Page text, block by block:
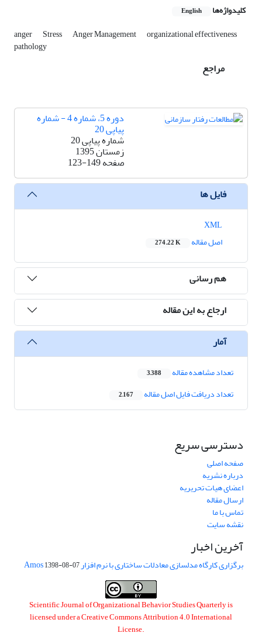
کلیدواژه‌ها English
anger Stress Anger Management organizational effectiveness
pathology
مراجع
دوره 5، شماره 4 - شماره
پیاپی 20
شماره پیاپی 20
زمستان 1395
صفحه123-149
فایل ها
اصل مقاله
274.22 K
هم رسانی
ارجاع به این مقاله
آمار
تعداد مشاهده مقاله 3,388
تعداد دریافت فایل اصل مقاله 2,167
دسترسی سریع
صفحه اصلی
درباره نشریه
اعضای هیات تحریریه
ارسال مقاله
تماس با ما
نقشه سایت
آخرین اخبار
برگزاری کارگاه مدلسازی معادلات ساختاری با نرم افزار Amos1398-08-07
Scientific Journal of Organizational Behavior Studies Quarterly is
licensed under aCreative Commons Attribution 4.0 International
License.